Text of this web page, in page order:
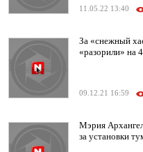
11.05.22 13:40
За «снежный
«разорили» на
09.12.21 16:59
Мэрия
за установки